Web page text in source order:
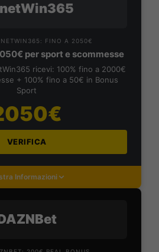
FINO A 2050€
per sport e scommesse
ricevi: 100% fino a 2000€
+ 100% fino a 50€ in Bonus
Sport
VERIFICA
Informazioni